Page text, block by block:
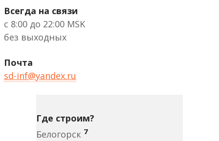
Всегда на связи
с 8:00 до 22:00 MSK
без выходных
Почта
sd-inf@yandex.ru
Где строим?
Белогорск 7